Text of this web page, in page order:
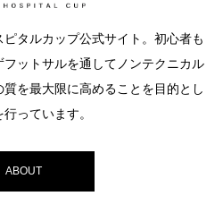
タルカップ公式サイト。初心者も
ットサルを通してノンテクニカル
を最大限に高めることを目的とし
っています。
ABOUT